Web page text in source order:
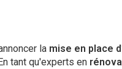
la mise en place
tant qu'experts en